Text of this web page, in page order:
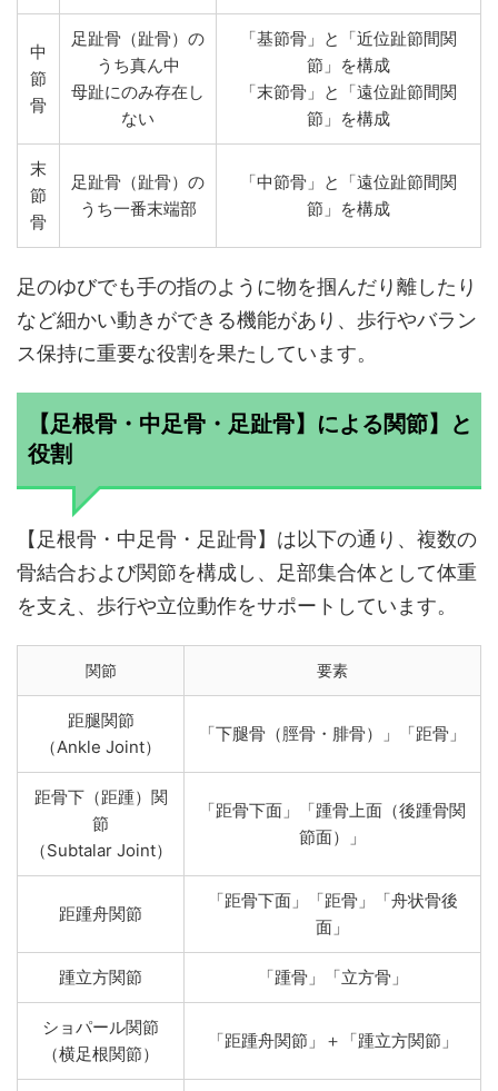
中
節
骨
足趾骨（趾骨）の
うち真ん中
母趾にのみ存在し
ない
「基節骨」と「近位趾節間関
節」を構成
「末節骨」と「遠位趾節間関
節」を構成
末
節
骨
足趾骨（趾骨）の
うち一番末端部
「中節骨」と「遠位趾節間関
節」を構成
足のゆびでも手の指のように物を掴んだり離したり
など細かい動きができる機能があり、歩行やバラン
ス保持に重要な役割を果たしています。
【足根骨・中足骨・足趾骨】による関節】と
役割
【足根骨・中足骨・足趾骨】は以下の通り、複数の
骨結合および関節を構成し、足部集合体として体重
を支え、歩行や立位動作をサポートしています。
関節 要素
距腿関節
（Ankle Joint）
「下腿骨（脛骨・腓骨）」「距骨」
距骨下（距踵）関
節
（Subtalar Joint）
「距骨下面」「踵骨上面（後踵骨関
節面）」
距踵舟関節
「距骨下面」「距骨」「舟状骨後
面」
踵立方関節 「踵骨」「立方骨」
ショパール関節
（横足根関節）
「距踵舟関節」＋「踵立方関節」